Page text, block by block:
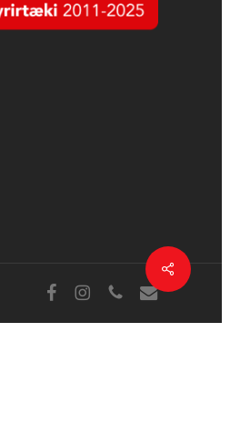
Deila
FacebookInstagram
sími tölvupóstur